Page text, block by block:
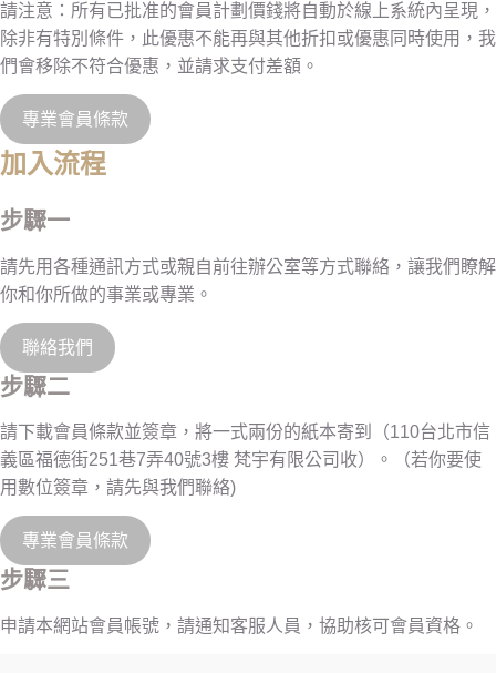
請注意：所有已批准的會員計劃價錢將自動於線上系統內呈現，
除非有特別條件，此優惠不能再與其他折扣或優惠同時使用，我
們會移除不符合優惠，並請求支付差額。
專業會員條款
加入流程
步驟一
請先用各種通訊方式或親自前往辦公室等方式聯絡，讓我們瞭解
你和你所做的事業或專業。
聯絡我們
步驟二
請下載會員條款並簽章，將一式兩份的紙本寄到（110台北市信
義區福德街251巷7弄40號3樓 梵宇有限公司收）。（若你要使
用數位簽章，請先與我們聯絡)
專業會員條款
步驟三
申請本網站會員帳號，請通知客服人員，協助核可會員資格。